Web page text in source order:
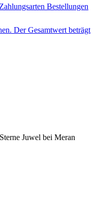
Zahlungsarten Bestellungen
Der Gesamtwert beträgt